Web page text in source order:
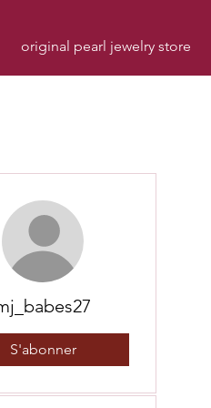
original pearl jewelry store
S'abonner